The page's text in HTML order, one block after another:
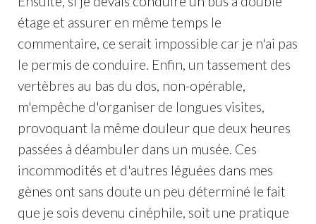
étage et assurer en même temps le
commentaire, ce serait impossible car je n'ai pas
le permis de conduire. Enfin, un tassement des
vertèbres au bas du dos, non-opérable,
m'empêche d'organiser de longues visites,
provoquant la même douleur que deux heures
passées à déambuler dans un musée. Ces
incommodités et d'autres léguées dans mes
gènes ont sans doute un peu déterminé le fait
que je sois devenu cinéphile, soit une pratique